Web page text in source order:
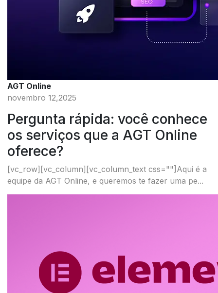
AGT Online
novembro 12,2025
Pergunta rápida: você conhece
os serviços que a AGT Online
oferece?
[vc_row][vc_column][vc_column_text css=""]Aqui é a
equipe da AGT Online, e queremos te fazer uma pe...